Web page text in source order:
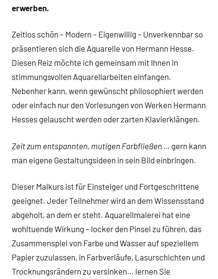
erwerben.
Zeitlos schön – Modern – Eigenwillig – Unverkennbar so
präsentieren sich die Aquarelle von Hermann Hesse.
Diesen Reiz möchte ich gemeinsam mit Ihnen in
stimmungsvollen Aquarellarbeiten einfangen.
Nebenher kann, wenn gewünscht philosophiert werden
oder einfach nur den Vorlesungen von Werken Hermann
Hesses gelauscht werden oder zarten Klavierklängen.
Zeit zum entspannten, mutigen Farbfließen … gern kann
man eigene Gestaltungsideen in sein Bild einbringen.
Dieser Malkurs ist für Einsteiger und Fortgeschrittene
geeignet. Jeder Teilnehmer wird an dem Wissensstand
abgeholt, an dem er steht. Aquarellmalerei hat eine
wohltuende Wirkung – locker den Pinsel zu führen, das
Zusammenspiel von Farbe und Wasser auf speziellem
Papier zuzulassen, in Farbverläufe, Lasurschichten und
Trocknungsrändern zu versinken… lernen Sie